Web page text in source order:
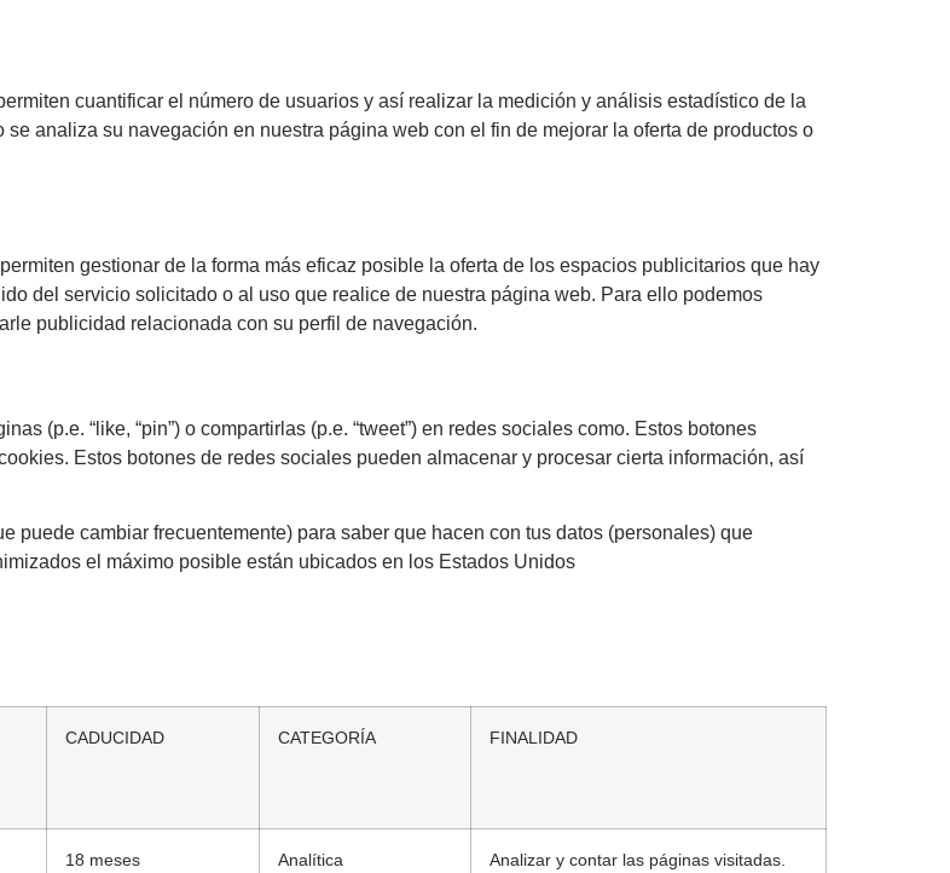
cuantificar el número de usuarios y así realizar la medición y análisis estadístico de la
analiza su navegación en nuestra página web con el fin de mejorar la oferta de productos o
gestionar de la forma más eficaz posible la oferta de los espacios publicitarios que hay
del servicio solicitado o al uso que realice de nuestra página web. Para ello podemos
publicidad relacionada con su perfil de navegación.
(p.e. “like, “pin”) o compartirlas (p.e. “tweet”) en redes sociales como. Estos botones
Estos botones de redes sociales pueden almacenar y procesar cierta información, así
puede cambiar frecuentemente) para saber que hacen con tus datos (personales) que
el máximo posible están ubicados en los Estados Unidos
CADUCIDAD CATEGORÍA FINALIDAD
18 meses Analítica Analizar y contar las páginas visitadas.